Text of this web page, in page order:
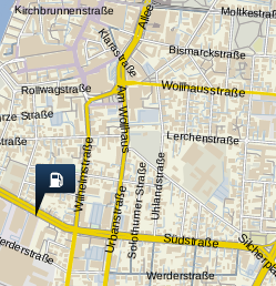
Allee
Urbanstraße
Am Wollhaus
Wilhelmstraße
Südstraße
Wollhausstraße
Bismarckstraße
Klarastraße
Solothurner StraßeUhlandstraße
Straße
Rollwagstraße
Lerchenstraße
Werderstraße
Kirchbrunnenstraße